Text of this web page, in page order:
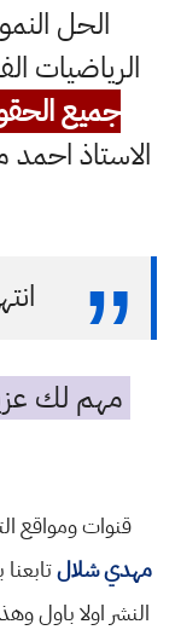
الرياضيات
جميع
الاستاذ
مهم لك
قنوات ومواقع
مهدي شلال
النشر اولا باول